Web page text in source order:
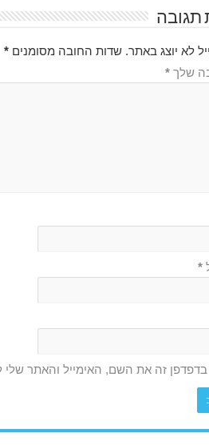
תגובה
לא יוצג באתר. שדות החובה מסומנים*
שלך*
*
זה את השם, האימייל והאתר